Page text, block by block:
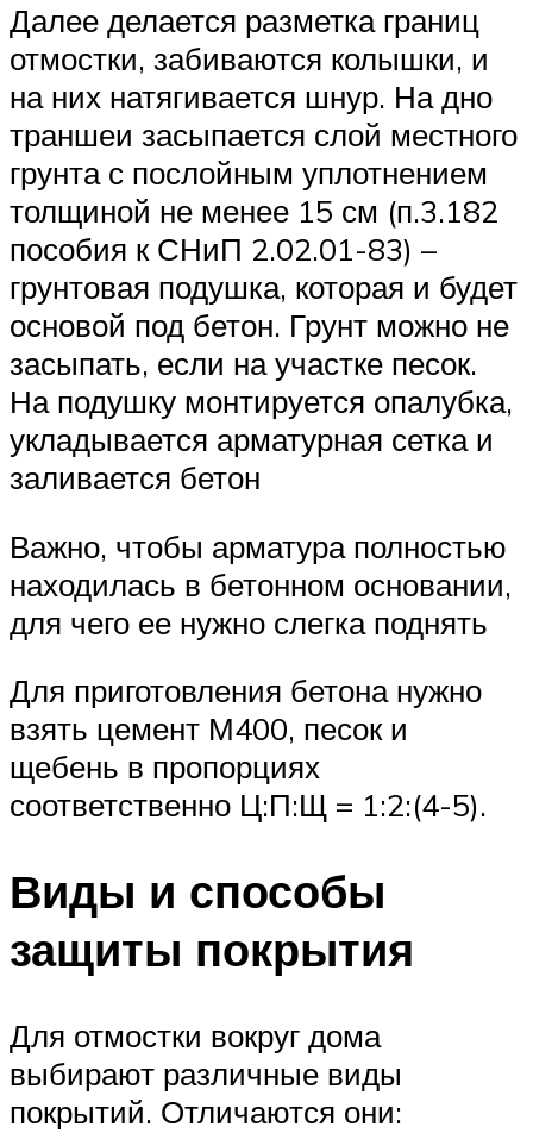
Далее делается разметка границ
отмостки, забиваются колышки, и
на них натягивается шнур. На дно
траншеи засыпается слой местного
грунта с послойным уплотнением
толщиной не менее 15 см (п.3.182
пособия к СНиП 2.02.01-83) –
грунтовая подушка, которая и будет
основой под бетон. Грунт можно не
засыпать, если на участке песок.
На подушку монтируется опалубка,
укладывается арматурная сетка и
заливается бетон
Важно, чтобы арматура полностью
находилась в бетонном основании,
для чего ее нужно слегка поднять
Для приготовления бетона нужно
взять цемент М400, песок и
щебень в пропорциях
соответственно Ц:П:Щ = 1:2:(4-5).
Виды и способы
защиты покрытия
Для отмостки вокруг дома
выбирают различные виды
покрытий. Отличаются они: